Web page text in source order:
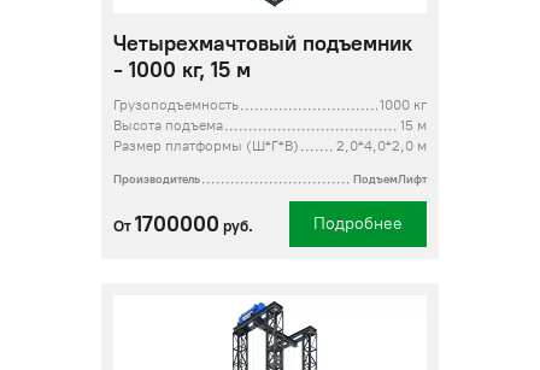
Четырехмачтовый подъемник
- 1000 кг, 15 м
Грузоподъемность
1000 кг
Высота подъема
15 м
Размер платформы (Ш*Г*В)
2,0*4,0*2,0 м
Производитель ПодъемЛифт
От 1700000 руб. Подробнее